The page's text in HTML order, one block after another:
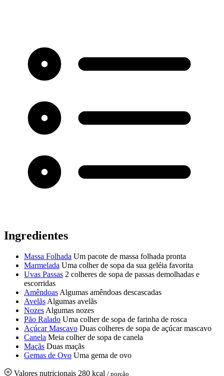
Ingredientes
Massa Folhada Um pacote de massa folhada pronta
Marmelada Uma colher de sopa da sua geléia favorita
Uvas Passas 2 colheres de sopa de passas demolhadas e
escorridas
AmêndoasAlgumas amêndoas descascadas
AvelãsAlgumas avelãs
NozesAlgumas nozes
Pão Ralado Uma colher de sopa de farinha de rosca
Açúcar Mascavo Duas colheres de sopa de açúcar mascavo
Canela Meia colher de sopa de canela
Maçãs Duas maçãs
Gemas de Ovo Uma gema de ovo
Valores nutricionais 280 kcal / porção